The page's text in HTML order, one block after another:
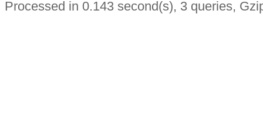
Processed in 0.143 second(s), 3 queries,